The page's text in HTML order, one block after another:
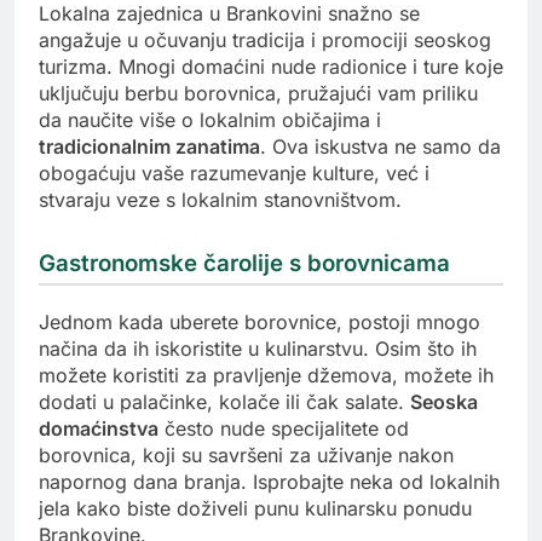
Lokalna zajednica u Brankovini snažno se
angažuje u očuvanju tradicija i promociji seoskog
turizma. Mnogi domaćini nude radionice i ture koje
uključuju berbu borovnica, pružajući vam priliku
da naučite više o lokalnim običajima i
tradicionalnim zanatima. Ova iskustva ne samo da
obogaćuju vaše razumevanje kulture, već i
stvaraju veze s lokalnim stanovništvom.
Gastronomske čarolije s borovnicama
Jednom kada uberete borovnice, postoji mnogo
načina da ih iskoristite u kulinarstvu. Osim što ih
možete koristiti za pravljenje džemova, možete ih
dodati u palačinke, kolače ili čak salate. Seoska
domaćinstva često nude specijalitete od
borovnica, koji su savršeni za uživanje nakon
napornog dana branja. Isprobajte neka od lokalnih
jela kako biste doživeli punu kulinarsku ponudu
Brankovine.